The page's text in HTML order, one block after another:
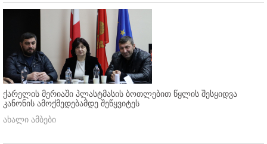
ქარელის მერიაში პლასტმასის ბოთლებით წყლის შესყიდვა
კანონის ამოქმედებამდე შეწყვიტეს
ახალი ამბები